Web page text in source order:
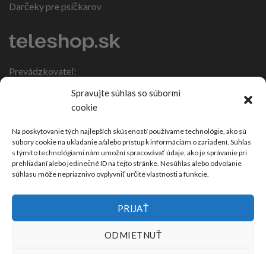
Spravujte súhlas so súbormi
cookie
Na poskytovanie tých najlepších skúseností používame technológie, ako sú
súbory cookie na ukladanie a/alebo prístup k informáciám o zariadení. Súhlas
s týmito technológiami nám umožní spracovávať údaje, ako je správanie pri
prehliadaní alebo jedinečné ID na tejto stránke. Nesúhlas alebo odvolanie
súhlasu môže nepriaznivo ovplyvniť určité vlastnosti a funkcie.
PRIJAŤ
ODMIETNUŤ
Darčeky pre psíčkarov
Prevádzkovateľ:
DIČ: 1086270988
924 01 Galanta
Slovensko